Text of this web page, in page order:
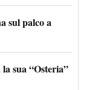
sul palco a
sua “Osteria”